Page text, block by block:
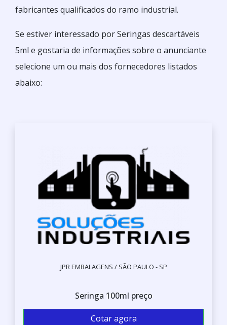
fabricantes qualificados do ramo industrial.
Se estiver interessado por Seringas descartáveis
5ml e gostaria de informações sobre o anunciante
selecione um ou mais dos fornecedores listados
abaixo:
JPR EMBALAGENS / SÃO PAULO - SP
Seringa 100ml preço
Cotar agora